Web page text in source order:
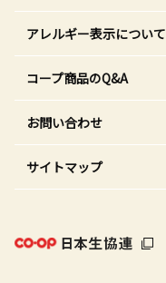
アレルギー表示について
コープ商品のQ&A
お問い合わせ
サイトマップ